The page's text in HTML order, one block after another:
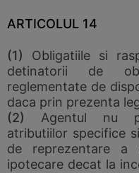
ARTICOLUL 14
(1) Obligatiile si
detinatorii de
reglementate de
daca prin prezenta
(2) Agentul nu
atributiilor specifice
de reprezentare a
ipotecare decat la